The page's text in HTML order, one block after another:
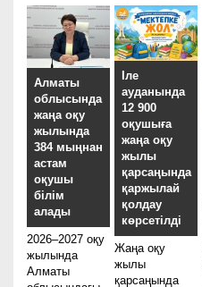
Алматы
облысында
жаңа оқу
жылында
384 мыңнан
астам
оқушы
білім
алады
2026–2027 оқу
жылында
Алматы
Іле
ауданында
12 900
оқушыға
жаңа оқу
жылы
қарсаңында
қаржылай
қолдау
көрсетілді
Жаңа оқу
жылы
қарсаңында